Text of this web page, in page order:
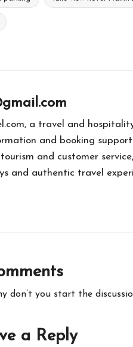
a travel and
and booking
and customer
and authentic travel
don’t you start the
a Reply